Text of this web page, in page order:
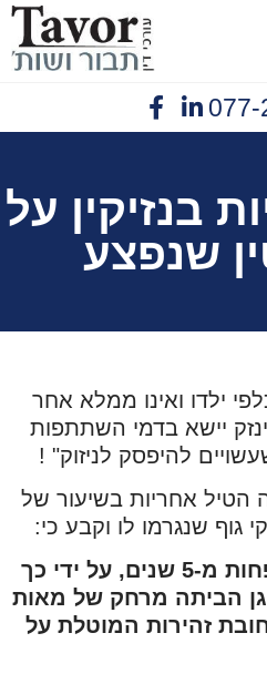
077-
בנזיקין על
שנפצע
ילדו ואינו ממלא אחר
יישא בדמי השתתפות
להיפסק לניזוק" !
אחריות בשיעור של
אי השגחה על ילד בן פחות מ-5 שנים, על ידי כך
הביתה מרחק של מאות
זהירות המוטלת על